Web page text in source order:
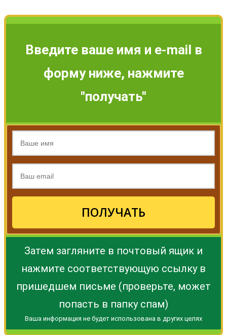
Введите ваше имя и e-mail в
форму ниже, нажмите
"получать"
ПОЛУЧАТЬ
Затем загляните в почтовый ящик и
нажмите соответствующую ссылку в
пришедшем письме (проверьте, может
попасть в папку спам)
Ваша информация не будет использована в других целях